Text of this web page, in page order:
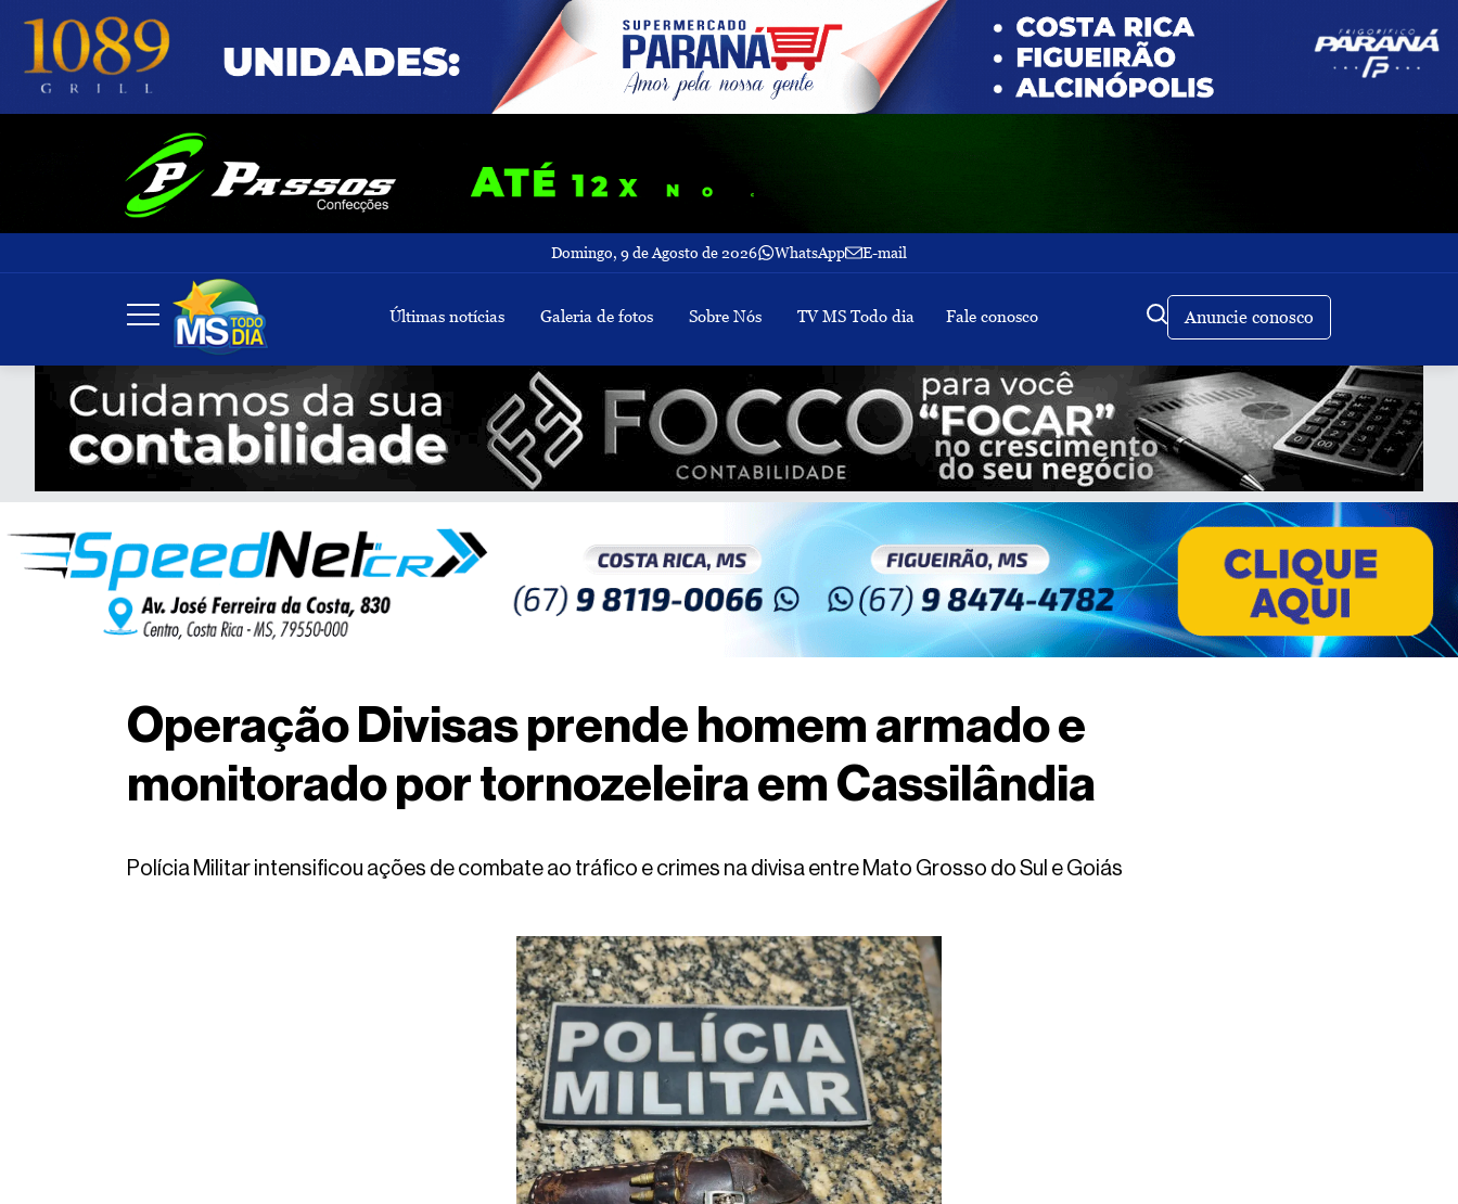
Domingo, 9 de Agosto de 2026 WhatsApp E-mail
Últimas notícias Galeria de fotos Sobre Nós TV MS Todo dia Fale conosco Anuncie conosco
Buscar
Operação Divisas prende homem armado e
monitorado por tornozeleira em Cassilândia
Polícia Militar intensificou ações de combate ao tráfico e crimes na divisa entre Mato Grosso do Sul e Goiás